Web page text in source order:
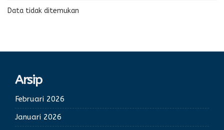
Data tidak ditemukan
Arsip
Februari 2026
Januari 2026